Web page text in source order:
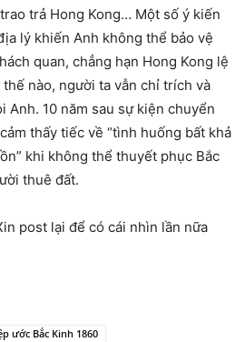
trả Hong Kong… Một số ý kiến
lý khiến Anh không thể bảo vệ
quan, chẳng hạn Hong Kong lệ
nào, người ta vẫn chỉ trích và
10 năm sau sự kiện chuyển
thấy tiếc về “tình huống bất khả
khi không thể thuyết phục Bắc
thuê đất.
post lại để có cái nhìn lần nữa
ước Bắc Kinh 1860